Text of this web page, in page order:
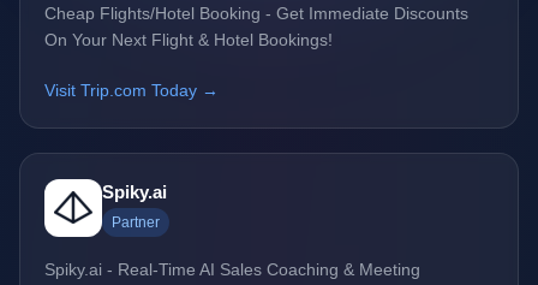
Cheap Flights/Hotel Booking - Get Immediate Discounts
On Your Next Flight & Hotel Bookings!
Visit Trip.com Today →
Spiky.ai
Partner
Spiky.ai - Real-Time AI Sales Coaching & Meeting